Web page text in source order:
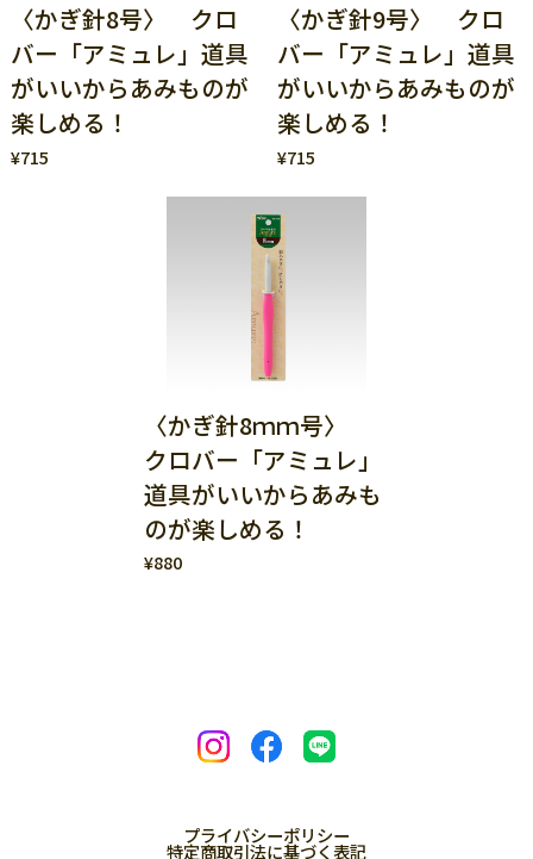
〈かぎ針8号〉 クロ
バー「アミュレ」道具
がいいからあみものが
楽しめる！
¥715
〈かぎ針9号〉 クロ
バー「アミュレ」道具
がいいからあみものが
楽しめる！
¥715
〈かぎ針8ｍｍ号〉
クロバー「アミュレ」
道具がいいからあみも
のが楽しめる！
¥880
プライバシーポリシー
特定商取引法に基づく表記